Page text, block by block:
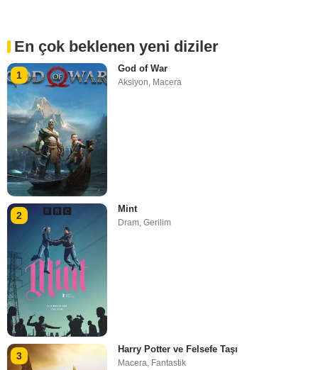
En çok beklenen yeni diziler
1
God of War
Aksiyon Macera
2
Mint
Dram,Gerilim
3
Harry Potter ve Felsefe Taşı
Macera, Fantastik